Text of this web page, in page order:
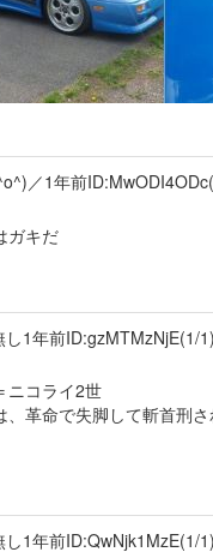
／1年前
ガキだ
し1年前ID:gzMTMzNjE(1/1)
ニコライ2世
、革命で失脚して斬首刑
し1年前ID:QwNjk1MzE(1/1)